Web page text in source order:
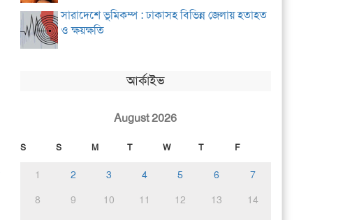
সারাদেশে ভূমিকম্প : ঢাকাসহ বিভিন্ন জেলায় হতাহত
ও ক্ষয়ক্ষতি
আর্কাইভ
August 2026
S S M T W T F
1 2 3 4 5 6
7
8
9 10 11 12 13
14